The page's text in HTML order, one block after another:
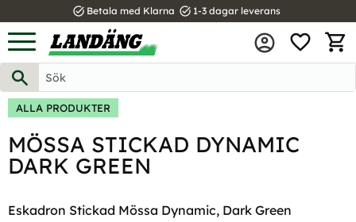
Meny
task_alt Betala med Klarna task_alt 1-3 dagar leverans
ALLA PRODUKTER
MÖSSA STICKAD DYNAMIC
DARK GREEN
Eskadron Stickad Mössa Dynamic, Dark Green